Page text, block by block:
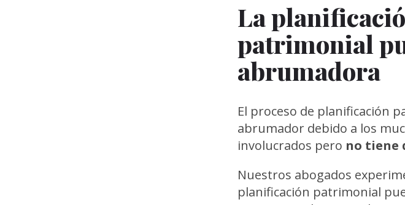
La
patrimonial
abrumadora
El proceso de planificación
abrumador debido a los
involucrados pero no tiene
Nuestros abogados
planificación patrimonial